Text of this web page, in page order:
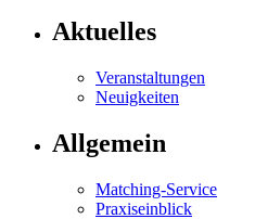
Aktuelles
Veranstaltungen
Neuigkeiten
Allgemein
Matching-Service
Praxiseinblick